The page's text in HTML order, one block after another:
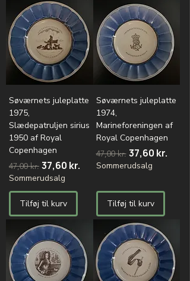
Søværnets juleplatte
1975,
Slædepatruljen sirius
1950 af Royal
Copenhagen
Regulær pris
47,00 kr. Salgspris
37,60 kr.
Sommerudsalg
Tilføj til kurv
Søværnets juleplatte
1974,
Marineforeningen af
Royal Copenhagen
Regulær pris
47,00 kr. Salgspris
37,60 kr.
Sommerudsalg
Tilføj til kurv